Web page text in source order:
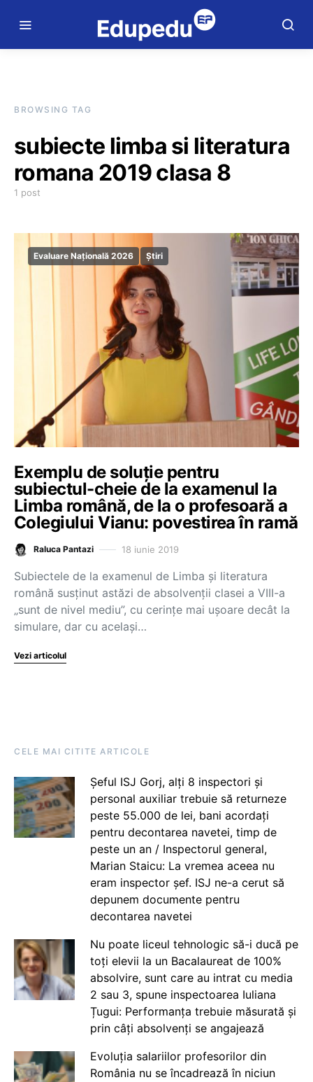
BROWSING TAG
subiecte limba si literatura
romana 2019 clasa 8
1 post
Evaluare Națională 2026 Știri
Exemplu de soluție pentru
subiectul-cheie de la examenul la
Limba română, de la o profesoară a
Colegiului Vianu: povestirea în ramă
Raluca Pantazi 18 iunie 2019
Subiectele de la examenul de Limba și literatura
română susținut astăzi de absolvenții clasei a VIII-a
„sunt de nivel mediu”, cu cerințe mai ușoare decât la
simulare, dar cu același…
Vezi articolul
CELE MAI CITITE ARTICOLE
Șeful ISJ Gorj, alți 8 inspectori și
personal auxiliar trebuie să returneze
peste 55.000 de lei, bani acordați
pentru decontarea navetei, timp de
peste un an / Inspectorul general,
Marian Staicu: La vremea aceea nu
eram inspector șef. ISJ ne-a cerut să
depunem documente pentru
decontarea navetei
Nu poate liceul tehnologic să-i ducă pe
toți elevii la un Bacalaureat de 100%
absolvire, sunt care au intrat cu media
2 sau 3, spune inspectoarea Iuliana
Țugui: Performanța trebuie măsurată și
prin câți absolvenți se angajează
Evoluția salariilor profesorilor din
România nu se încadrează în niciun